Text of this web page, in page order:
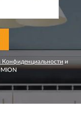
Конфиденциальности и